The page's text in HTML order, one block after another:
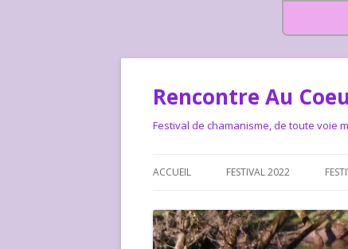
Rencontre Au
Festival de chamanisme, de toute voie
ACCUEIL
LA CHARTE DU FESTIVAL
FESTIVAL 2022